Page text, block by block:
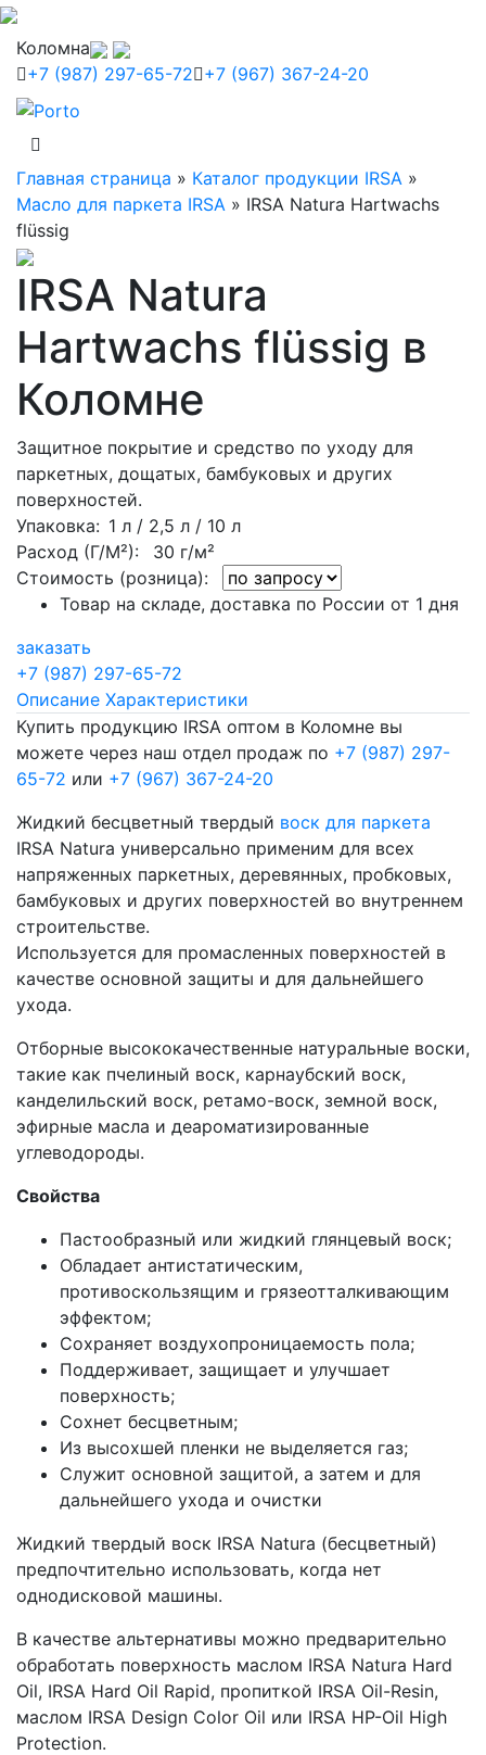
Коломна
+7 (987) 297-65-72 +7 (967) 367-24-20
Главная страница » Каталог продукции IRSA »
Масло для паркета IRSA » IRSA Natura Hartwachs
flüssig
IRSA Natura
Hartwachs flüssig в
Коломне
Защитное покрытие и средство по уходу для
паркетных, дощатых, бамбуковых и других
поверхностей.
Упаковка: 1 л / 2,5 л / 10 л
Расход (Г/М²): 30 г/м²
Стоимость (розница):
Товар на складе, доставка по России от 1 дня
заказать
+7 (987) 297-65-72
Описание Характеристики
Купить продукцию IRSA оптом в Коломне вы
можете через наш отдел продаж по +7 (987) 297-
65-72 или +7 (967) 367-24-20
Жидкий бесцветный твердый воск для паркета
IRSA Natura универсально применим для всех
напряженных паркетных, деревянных, пробковых,
бамбуковых и других поверхностей во внутреннем
строительстве.
Используется для промасленных поверхностей в
качестве основной защиты и для дальнейшего
ухода.
Отборные высококачественные натуральные воски,
такие как пчелиный воск, карнаубский воск,
канделильский воск, ретамо-воск, земной воск,
эфирные масла и деароматизированные
углеводороды.
Свойства
Пастообразный или жидкий глянцевый воск;
Обладает антистатическим,
противоскользящим и грязеотталкивающим
эффектом;
Сохраняет воздухопроницаемость пола;
Поддерживает, защищает и улучшает
поверхность;
Сохнет бесцветным;
Из высохшей пленки не выделяется газ;
Служит основной защитой, а затем и для
дальнейшего ухода и очистки
Жидкий твердый воск IRSA Natura (бесцветный)
предпочтительно использовать, когда нет
однодисковой машины.
В качестве альтернативы можно предварительно
обработать поверхность маслом IRSA Natura Hard
Oil, IRSA Hard Oil Rapid, пропиткой IRSA Oil-Resin,
маслом IRSA Design Color Oil или IRSA HP-Oil High
Protection.